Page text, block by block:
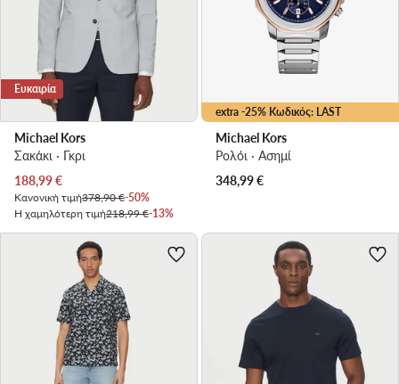
Ευκαιρία
Michael Kors
Σακάκι · Γκρι
Τρέχουσα τιμή
188,99€
Κανονική τιμή378,90 €-50%
Η χαμηλότερη τιμή218,99 €-13%
extra -25% Κωδικός: LAST
Michael Kors
Ρολόι · Ασημί
348,99€